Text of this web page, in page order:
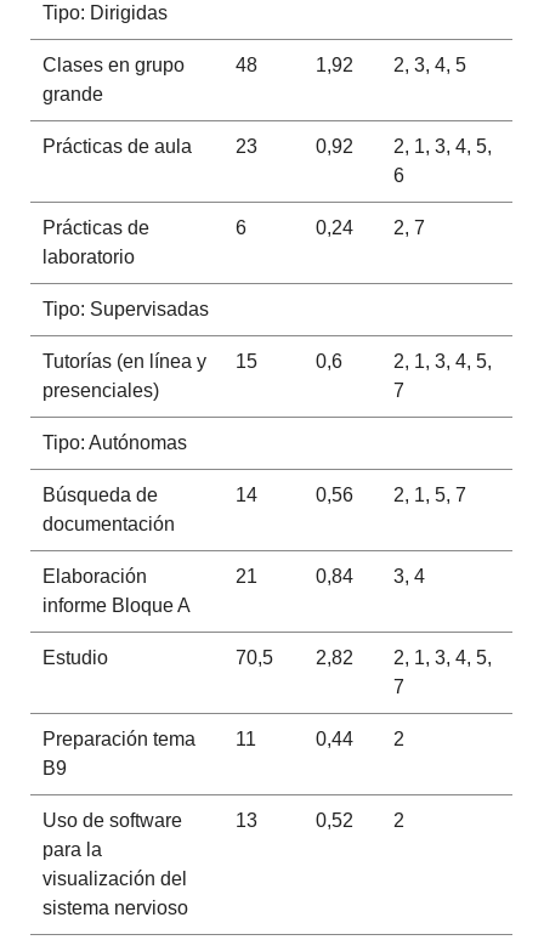
Tipo: Dirigidas
Clases en grupo
grande
48 1,92 2, 3, 4, 5
Prácticas de aula 23 0,92
2, 1, 3, 4, 5,
6
Prácticas de
laboratorio
6 0,24 2, 7
Tipo: Supervisadas
Tutorías (en línea y
presenciales)
15 0,6
2, 1, 3, 4, 5,
7
Tipo: Autónomas
Búsqueda de
documentación
14 0,56 2, 1, 5, 7
Elaboración
informe Bloque A
21 0,84 3, 4
Estudio 70,5 2,82
2, 1, 3, 4, 5,
7
Preparación tema
B9
11 0,44 2
Uso de software
para la
visualización del
sistema nervioso
13 0,52 2